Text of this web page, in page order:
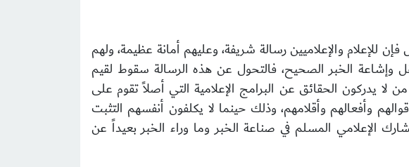
فإن للإعلام والإعلاميين رسالة شريفة، وعليهم أمانة عظيمة، ولهم
الخبر الصحيح، فالتحول عن هذه الرسالة سقوط لقيم
لا يدركون الحقائق عن البرامج الإعلامية التي أصلاً تقوم على
وأفعالهم وأقلامهم، وذلك حينما لا يكلفون أنفسهم التثبت
المسلم في صناعة الخبر وما وراء الخبر بعيداً عن